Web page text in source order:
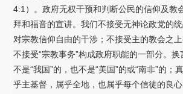
4:1）。政府无权干预和判断公民的信仰及教
拜和福音的宣讲。我们不接受无神论政党的
对宗教信仰自由的干涉；不接受主的教会之上
不接受“宗教事务”构成政府职能的一部分。
不是“我国”的，也不是“美国”的或“南非”的；
乎主基督，属乎全地，也属乎每个信徒的良心